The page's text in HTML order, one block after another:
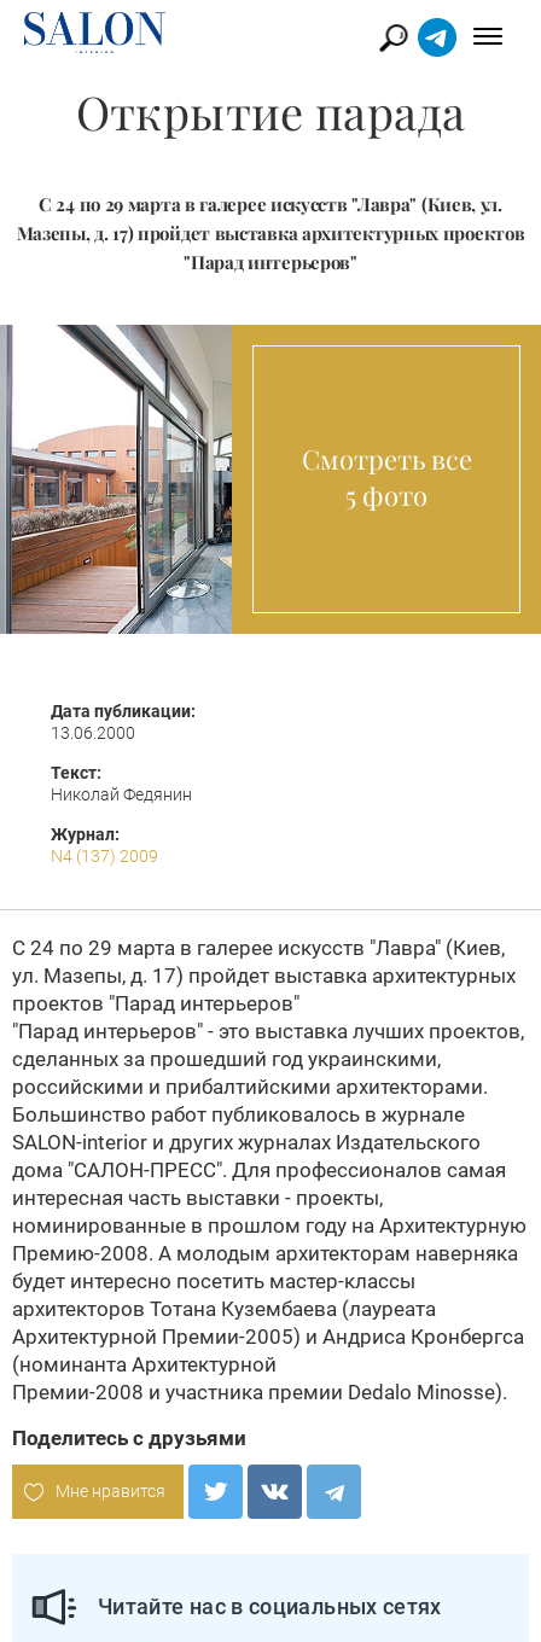
Открытие парада
С 24 по 29 марта в галерее искусств "Лавра" (Киев, ул.
Мазепы, д. 17) пройдет выставка архитектурных проектов
"Парад интерьеров"
Смотреть все
5 фото
Дата публикации:
13.06.2000
Текст:
Николай Федянин
Журнал:
N4 (137) 2009
С 24 по 29 марта в галерее искусств "Лавра" (Киев,
ул. Мазепы, д. 17) пройдет выставка архитектурных
проектов "Парад интерьеров"
"Парад интерьеров" - это выставка лучших проектов,
сделанных за прошедший год украинскими,
российскими и прибалтийскими архитекторами.
Большинство работ публиковалось в журнале
SALON-interior и других журналах Издательского
дома "САЛОН-ПРЕСС". Для профессионалов самая
интересная часть выставки - проекты,
номинированные в прошлом году на Архитектурную
Премию-2008. А молодым архитекторам наверняка
будет интересно посетить мастер-классы
архитекторов Тотана Кузембаева (лауреата
Архитектурной Премии-2005) и Андриса Кронбергса
(номинанта Архитектурной
Премии-2008 и участника премии Dedalo Minosse).
Поделитесь с друзьями
Мне нравится
Читайте нас в социальных сетях